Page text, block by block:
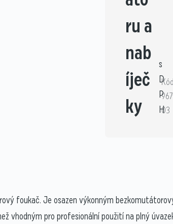
ru a
nab
íječ
ky
s
D
P
H03
foukač. Je osazen výkonným
vhodným pro profesionální použití na plný